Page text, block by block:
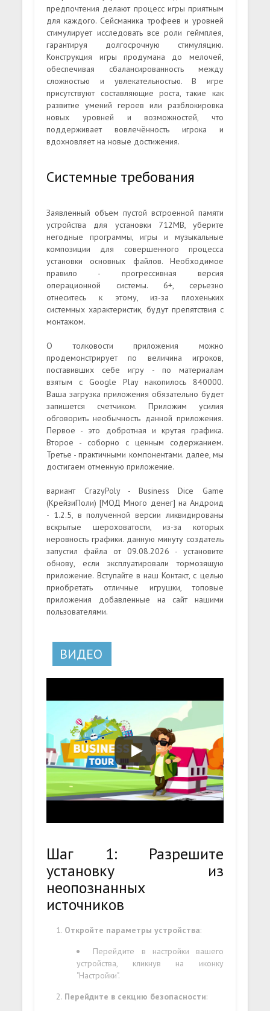
предпочтения делают процесс игры приятным
для каждого. Сейсманика трофеев и уровней
стимулирует исследовать все роли геймплея,
гарантируя долгосрочную стимуляцию.
Конструкция игры продумана до мелочей,
обеспечивая сбалансированность между
сложностью и увлекательностью. В игре
присутствуют составляющие роста, такие как
развитие умений героев или разблокировка
новых уровней и возможностей, что
поддерживает вовлечённость игрока и
вдохновляет на новые достижения.
Системные требования
Заявленный объем пустой встроенной памяти
устройства для установки 712MB, уберите
негодные программы, игры и музыкальные
композиции для совершенного процесса
установки основных файлов. Необходимое
правило - прогрессивная версия
операционной системы. 6+, серьезно
отнеситесь к этому, из-за плохеньких
системных характеристик, будут препятствия с
монтажом.
О толковости приложения можно
продемонстрирует по величина игроков,
поставивших себе игру - по материалам
взятым с Google Play накопилось 840000.
Ваша загрузка приложения обязательно будет
запишется счетчиком. Приложим усилия
обговорить необычность данной приложения.
Первое - это добротная и крутая графика.
Второе - соборно с ценным содержанием.
Третье - практичными компонентами. далее, мы
достигаем отменную приложение.
вариант CrazyPoly - Business Dice Game
(КрейзиПоли) [МОД Много денег] на Андроид
- 1.2.5, в полученной версии ликвидированы
вскрытые шероховатости, из-за которых
неровность графики. данную минуту создатель
запустил файла от 09.08.2026 - установите
обнову, если эксплуатировали тормозящую
приложение. Вступайте в наш Контакт, с целью
приобретать отличные игрушки, топовые
приложения добавленные на сайт нашими
пользователями.
ВИДЕО
Шаг 1: Разрешите
установку из
неопознанных
источников
Откройте параметры устройства:
Перейдите в настройки вашего
устройства, кликнув на иконку
"Настройки".
Перейдите в секцию безопасности: